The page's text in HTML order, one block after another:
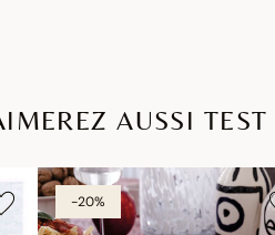
AUSSI TEST
-20%